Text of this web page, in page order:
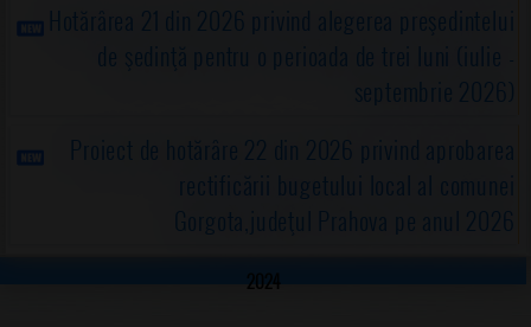
Hotărârea 21 din 2026 privind alegerea preşedintelui
de şedinţă pentru o perioada de trei luni (iulie -
septembrie 2026)
Proiect de hotărâre 22 din 2026 privind aprobarea
rectificării bugetului local al comunei
Gorgota,judeţul Prahova pe anul 2026
2024